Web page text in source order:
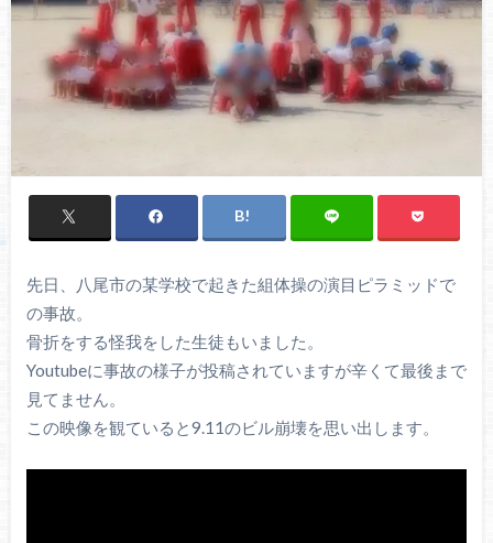
先日、八尾市の某学校で起きた組体操の演目ピラミッドで
の事故。
骨折をする怪我をした生徒もいました。
Youtubeに事故の様子が投稿されていますが辛くて最後まで
見てません。
この映像を観ていると9.11のビル崩壊を思い出します。